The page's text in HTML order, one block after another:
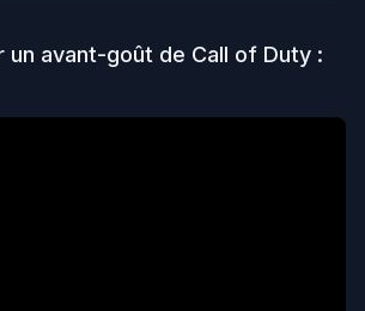
un avant-goût de Call of Duty :